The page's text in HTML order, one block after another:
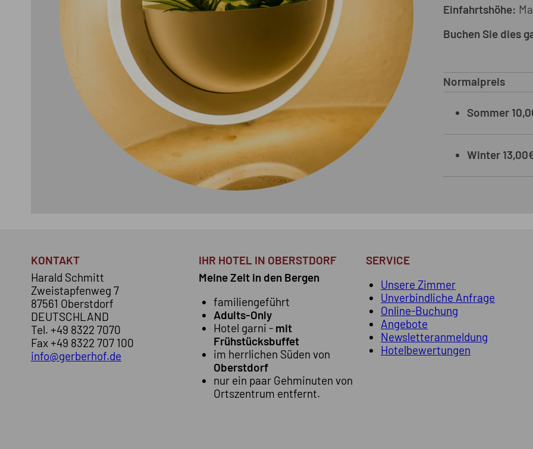
Einfahrtshöhe:
Buchen Sie dies
Normalpreis
Sommer
Winter
KONTAKT
Harald Schmitt
Zweistapfenweg 7
87561 Oberstdorf
DEUTSCHLAND
Tel. +49 8322 7070
Fax +49 8322 707 100
info@gerberhof.de
IHR HOTEL IN OBERSTDORF
Meine Zeit in den Bergen
familiengeführt
Adults-Only
Hotel garni - mit
Frühstücksbuffet
im herrlichen Süden von
Oberstdorf
nur ein paar Gehminuten von
Ortszentrum entfernt.
SERVICE
Unsere Zimmer
Unverbindliche Anfrage
Online-Buchung
Angebote
Newsletteranmeldung
Hotelbewertungen